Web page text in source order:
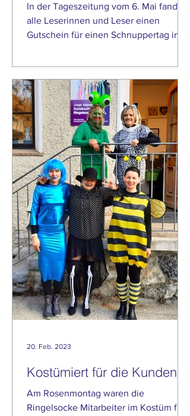
In der Tageszeitung vom 6. Mai fanden
alle Leserinnen und Leser einen
Gutschein für einen Schnuppertag in
Kostümiert für die Kunden
Am Rosenmontag waren die
Ringelsocke Mitarbeiter im Kostüm für
20. Feb. 2023